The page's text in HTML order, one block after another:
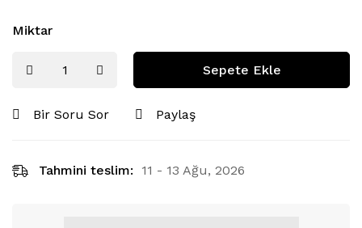
Miktar
Sepete Ekle
Bir Soru Sor Paylaş
Tahmini teslim: 11 - 13 Ağu, 2026